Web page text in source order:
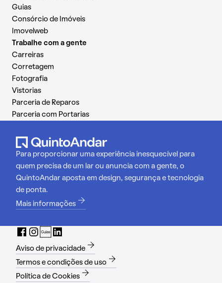
Guias
Consórcio de Imóveis
Imovelweb
Trabalhe com a gente
Carreiras
Corretagem
Fotografia
Vistorias
Parceria de Reparos
Parceria com Portarias
Para proporcionar uma experiência inesquecível para
quem precisa de um lar ou anuncia com a gente, o
QuintoAndar aposta em design, segurança e tecnologia
de ponta.
Mais informações
Aviso de privacidade
Termos e condições de uso
Política de Cookies